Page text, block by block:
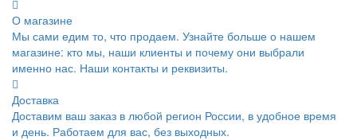
О магазине
Мы сами едим то, что продаем. Узнайте больше о нашем
магазине: кто мы, наши клиенты и почему они выбрали
именно нас. Наши контакты и реквизиты.
Доставка
Доставим ваш заказ в любой регион России, в удобное время
и день. Работаем для вас, без выходных.